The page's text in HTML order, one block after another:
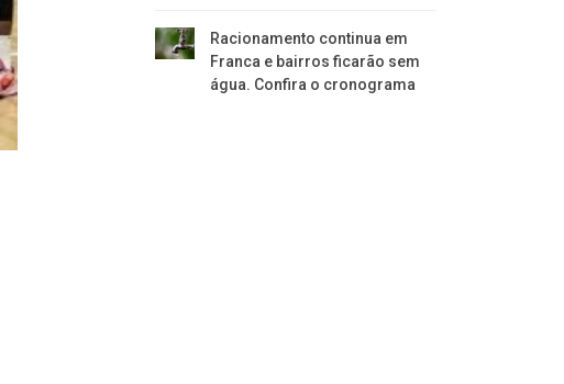
Racionamento continua em
Franca e bairros ficarão sem
água. Confira o cronograma